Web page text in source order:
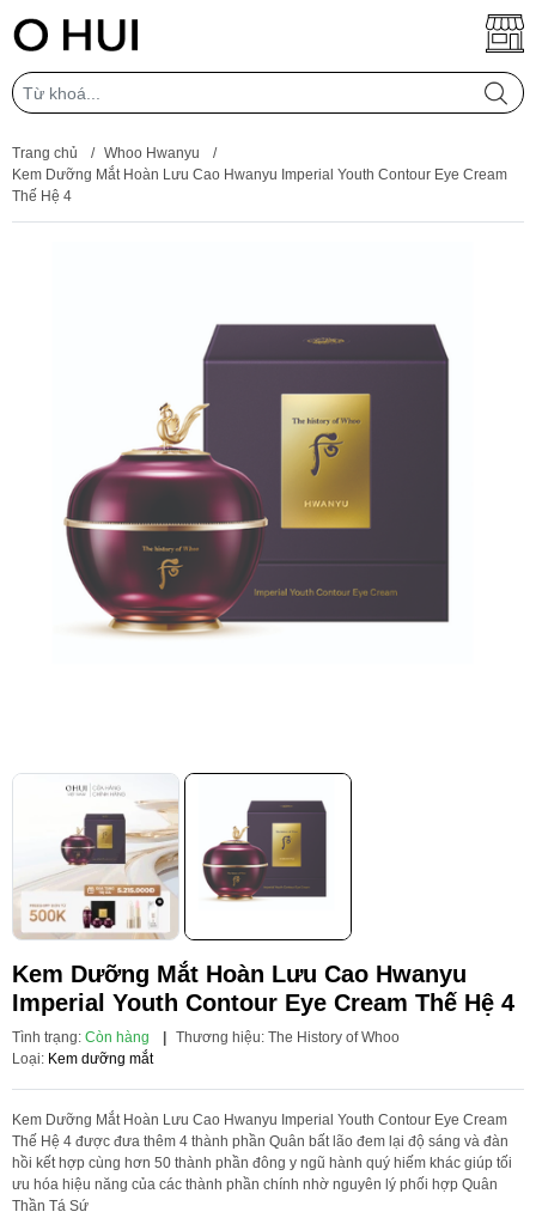
Trang chủ / Whoo Hwanyu
/
Kem Dưỡng Mắt Hoàn Lưu Cao Hwanyu Imperial Youth Contour Eye Cream
Thế Hệ 4
Kem Dưỡng Mắt Hoàn Lưu Cao Hwanyu
Imperial Youth Contour Eye Cream Thế Hệ 4
Tình trạng: Còn hàng Thương hiệu: The History of Whoo
Loại: Kem dưỡng mắt
Kem Dưỡng Mắt Hoàn Lưu Cao Hwanyu Imperial Youth Contour Eye Cream
Thế Hệ 4 được đưa thêm 4 thành phần Quân bất lão đem lại độ sáng và đàn
hồi kết hợp cùng hơn 50 thành phần đông y ngũ hành quý hiếm khác giúp tối
ưu hóa hiệu năng của các thành phần chính nhờ nguyên lý phối hợp Quân
Thần Tá Sứ